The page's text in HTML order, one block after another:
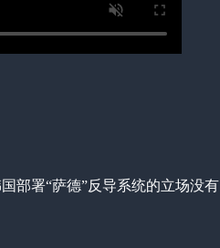
部署“萨德”反导系统的立场没有